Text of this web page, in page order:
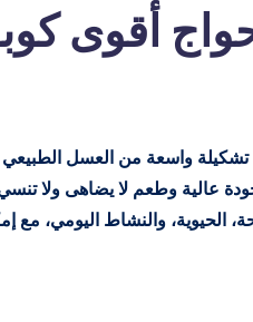
عالية وطعم لا يضاهى ولا
الحيوية، والنشاط اليومي، مع